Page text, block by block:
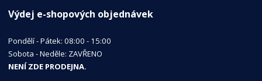
Výdej e-shopových objednávek
Pondělí - Pátek: 08:00 - 15:00
Sobota - Neděle: ZAVŘENO
NENÍ ZDE PRODEJNA.